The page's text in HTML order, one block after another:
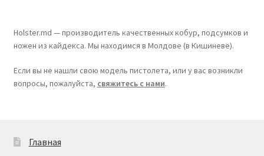
Holster.md — производитель качественных кобур, подсумков и
ножен из кайдекса. Мы находимся в Молдове (в Кишиневе).
Если вы не нашли свою модель пистолета, или у вас возникли
вопросы, пожалуйста, свяжитесь с нами.
Главная